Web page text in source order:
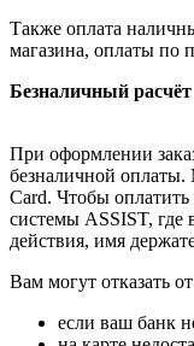
Также оплата
магазина, оплаты по
Безналичный расчёт
При оформлении
безналичной
Card. Чтобы оплатить
системы ASSIST,
действия, имя
Вам могут отказать
если ваш банк